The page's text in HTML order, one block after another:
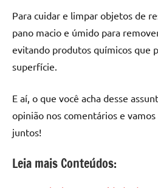
Para cuidar e limpar objetos de
pano macio e úmido para
evitando produtos químicos que
superfície.
E aí, o que você acha desse
opinião nos comentários e
juntos!
Leia mais Conteúdos: